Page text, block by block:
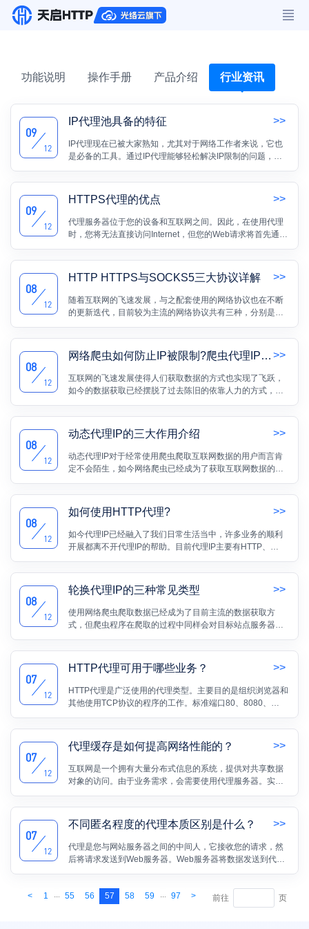
功能说明 操作手册 产品介绍 行业资讯
09
12
IP代理池具备的特征 >>
IP代理现在已被大家熟知，尤其对于网络工作者来说，它也
是必备的工具。通过IP代理能够轻松解决IP限制的问题，方
便了很多用户对网络的使用，对于IP代理的使用也很简单。
09
12
HTTPS代理的优点 >>
代理服务器位于您的设备和互联网之间。因此，在使用代理
时，您将无法直接访问Internet，但您的Web请求将首先通过
代理路由，然后再发送到Web服务器。代理协议是在设备和
代理服务器之间进行数据交换期间应用的规则。常见代理协
议类型就有HTTP代理与HTTPS代理这两种。
08
12
HTTP HTTPS与SOCKS5三大协议详解 >>
随着互联网的飞速发展，与之配套使用的网络协议也在不断
的更新迭代，目前较为主流的网络协议共有三种，分别是
HTTP协议、HTTPS协议以及SOCKS5协议，接下来就详细
地来了解一下这三种网络协议：
08
12
网络爬虫如何防止IP被限制?爬虫代理IP介绍 >>
互联网的飞速发展使得人们获取数据的方式也实现了飞跃，
如今的数据获取已经摆脱了过去陈旧的依靠人力的方式，通
过网络爬虫获取互联网数据已经成为了目前主流的数据获取
方式。 不过在爬虫技术发展的同时，网站服务器的反爬措施
也在更新迭代，用户使用爬虫爬取数据时经常会遇到IP受限
无法访问的问题，这又该如何解决呢?
08
12
动态代理IP的三大作用介绍 >>
动态代理IP对于经常使用爬虫爬取互联网数据的用户而言肯
定不会陌生，如今网络爬虫已经成为了获取互联网数据的主
流工具，而想要稳定的运行爬虫自然少不了动态代理IP的帮
助。
08
12
如何使用HTTP代理? >>
如今代理IP已经融入了我们日常生活当中，许多业务的顺利
开展都离不开代理IP的帮助。目前代理IP主要有HTTP、
HTTPS和SOCKS5三种类型，平时使用较多的是HTTP代理
这一类型，接下来就一起来了解一下HTTP代理吧：
08
12
轮换代理IP的三种常见类型 >>
使用网络爬虫爬取数据已经成为了目前主流的数据获取方
式，但爬虫程序在爬取的过程中同样会对目标站点服务器造
成影响，爬取频率过快甚至有可能导致网站服务器崩溃。因
此许多网站对于爬虫都采取了一定的反爬措施，如果爬虫直
接爬取的话很大概率会被封禁。
07
12
HTTP代理可用于哪些业务？ >>
HTTP代理是广泛使用的代理类型。主要目的是组织浏览器和
其他使用TCP协议的程序的工作。标准端口80、8080、
3128。工作原理：程序或浏览器向代理服务器发送请求以打
开特定的URL资源。代理服务器从请求的资源接收数据并将
数据发送到您的浏览器。那么，HTTP代理可用于哪些业务？
07
12
代理缓存是如何提高网络性能的？ >>
互联网是一个拥有大量分布式信息的系统，提供对共享数据
对象的访问。由于业务需求，会需要使用代理服务器。实际
上，代理服务器可以提高网络性能。本文将为大家介绍一下
代理缓存可以提高网络性能的原因。
07
12
不同匿名程度的代理本质区别是什么？ >>
代理是您与网站服务器之间的中间人，它接收您的请求，然
后将请求发送到Web服务器。Web服务器将数据发送到代理
服务器，然后代理服务器终将请求的数据发送回给您。实际
名代理和高匿名代理。那么，不同匿名程度的代理本质区别
< 1 ... 55 56 57 58 59 ... 97 > 前往 页